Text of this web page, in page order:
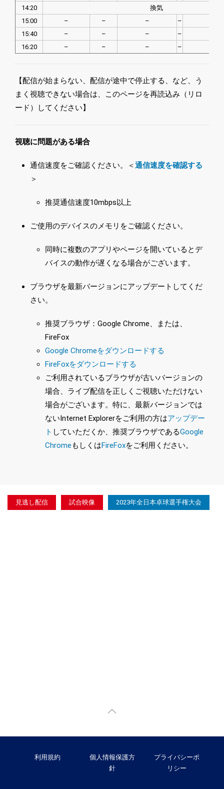
14:20
換気
15:00
– – – –
15:40
– – – –
16:20
– – – –
【配信が始まらない、配信が途中で停止する、など、う
まく視聴できない場合は、このページを再読込み（リロ
ード）してください】
視聴に問題がある場合
通信速度をご確認ください。＜通信速度を確認する
＞
推奨通信速度10mbps以上
ご使用のデバイスのメモリをご確認ください。
同時に複数のアプリやページを開いているとデ
バイスの動作が遅くなる場合がございます。
ブラウザを最新バージョンにアップデートしてくだ
さい。
推奨ブラウザ：Google Chrome、または、
FireFox
Google Chromeをダウンロードする
FireFoxをダウンロードする
ご利用されているブラウザが古いバージョンの
場合、ライブ配信を正しくご視聴いただけない
場合がございます。特に、最新バージョンでは
ないInternet Explorerをご利用の方はアップデー
ト していただくか、推奨ブラウザであるGoogle
ChromeもしくはFireFoxをご利用ください。
見逃し配信 試合映像 2023年全日本卓球選手権大会
利用規約
個人情報保護方
針
プライバシーポ
リシー